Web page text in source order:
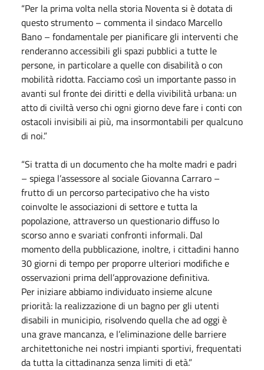
“Per la prima volta nella storia Noventa si è dotata di
questo strumento – commenta il sindaco Marcello
Bano – fondamentale per pianificare gli interventi che
renderanno accessibili gli spazi pubblici a tutte le
persone, in particolare a quelle con disabilità o con
mobilità ridotta. Facciamo così un importante passo in
avanti sul fronte dei diritti e della vivibilità urbana: un
atto di civiltà verso chi ogni giorno deve fare i conti con
ostacoli invisibili ai più, ma insormontabili per qualcuno
di noi.”
“Si tratta di un documento che ha molte madri e padri
– spiega l’assessore al sociale Giovanna Carraro –
frutto di un percorso partecipativo che ha visto
coinvolte le associazioni di settore e tutta la
popolazione, attraverso un questionario diffuso lo
scorso anno e svariati confronti informali. Dal
momento della pubblicazione, inoltre, i cittadini hanno
30 giorni di tempo per proporre ulteriori modifiche e
osservazioni prima dell’approvazione definitiva.
Per iniziare abbiamo individuato insieme alcune
priorità: la realizzazione di un bagno per gli utenti
disabili in municipio, risolvendo quella che ad oggi è
una grave mancanza, e l’eliminazione delle barriere
architettoniche nei nostri impianti sportivi, frequentati
da tutta la cittadinanza senza limiti di età.”